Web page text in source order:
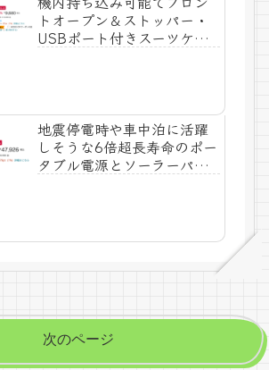
トオープン＆ストッパー・
USBポート付きスーツケー
円！
地震停電時や車中泊に活躍
しそうな6倍超長寿命のポー
タブル電源とソーラーパネ
次のページ